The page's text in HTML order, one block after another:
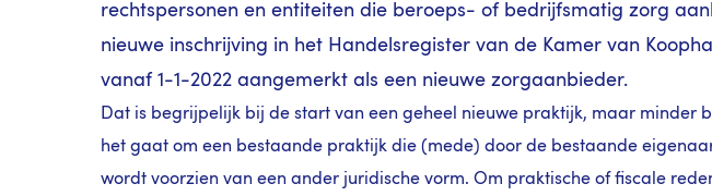
rechtspersonen en entiteiten die beroeps- of bedrijfsmatig zorg
nieuwe inschrijving in het Handelsregister van de Kamer van
vanaf 1-1-2022 aangemerkt als een nieuwe zorgaanbieder.
Dat is begrijpelijk bij de start van een geheel nieuwe praktijk, maar minder
het gaat om een bestaande praktijk die (mede) door de bestaande
wordt voorzien van een ander juridische vorm. Om praktische of fiscale